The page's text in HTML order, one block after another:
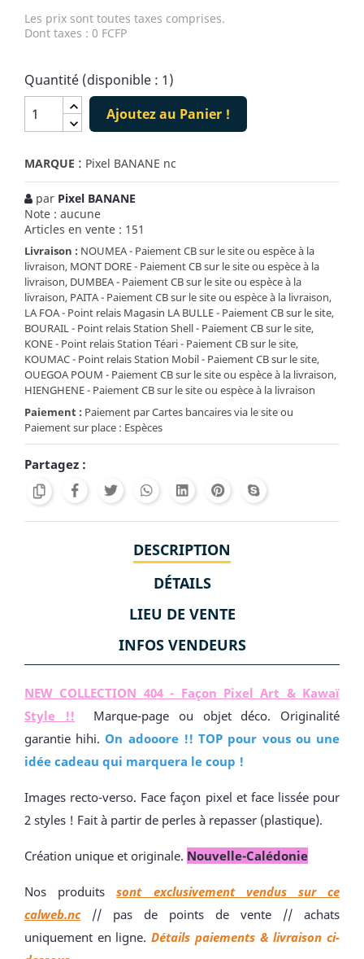
Les prix sont toutes taxes comprises.
Dont taxes : 0 FCFP
Quantité (disponible : 1)
Ajoutez au Panier !
MARQUE : Pixel BANANE nc
par Pixel BANANE
Note : aucune
Articles en vente : 151
Livraison : NOUMEA - Paiement CB sur le site ou espèce à la
livraison, MONT DORE - Paiement CB sur le site ou espèce à la
livraison, DUMBEA - Paiement CB sur le site ou espèce à la
livraison, PAITA - Paiement CB sur le site ou espèce à la livraison,
LA FOA - Point relais Magasin LA BULLE - Paiement CB sur le site,
BOURAIL - Point relais Station Shell - Paiement CB sur le site,
KONE - Point relais Station Téari - Paiement CB sur le site,
KOUMAC - Point relais Station Mobil - Paiement CB sur le site,
OUEGOA POUM - Paiement CB sur le site ou espèce à la livraison,
HIENGHENE - Paiement CB sur le site ou espèce à la livraison
Paiement : Paiement par Cartes bancaires via le site ou
Paiement sur place : Espèces
Partagez :
DESCRIPTION
DÉTAILS
LIEU DE VENTE
INFOS VENDEURS
NEW COLLECTION 404 - Façon Pixel Art & Kawaï
Style !! Marque-page ou objet déco. Originalité
garantie hihi. On adooore !! TOP pour vous ou une
idée cadeau qui marquera le coup !
Images recto-verso. Face façon pixel et face lissée pour
2 styles ! Fait à partir de perles à repasser (plastique).
Création unique et originale. Nouvelle-Calédonie
Nos produits
sont exclusivement vendus sur ce
calweb.nc// pas de points de vente // achats
uniquement en ligne.Détails paiements & livraison ci-